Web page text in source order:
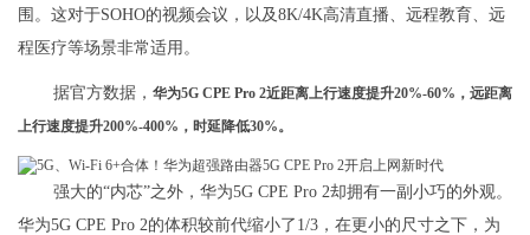
围。这对于SOHO的视频会议，以及8K/4K高清直播、远程教育、远
程医疗等场景非常适用。
据官方数据， 华为5G CPE Pro 2近距离上行速度提升20%-60%，远距离
上行速度提升200%-400%，时延降低30%。
强大的“内芯”之外，华为5G CPE Pro 2却拥有一副小巧的外观。
华为5G CPE Pro 2的体积较前代缩小了1/3，在更小的尺寸之下，为